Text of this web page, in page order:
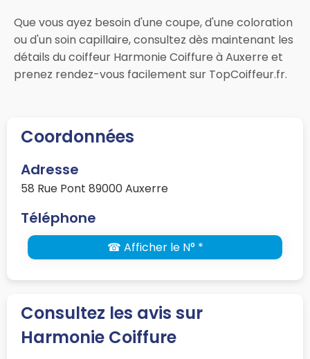
Que vous ayez besoin d'une coupe, d'une coloration
ou d'un soin capillaire, consultez dès maintenant les
détails du coiffeur Harmonie Coiffure à Auxerre et
prenez rendez-vous facilement sur TopCoiffeur.fr.
Coordonnées
Adresse
58 Rue Pont 89000 Auxerre
Téléphone
☎ Afficher le N° *
Consultez les avis sur
Harmonie Coiffure